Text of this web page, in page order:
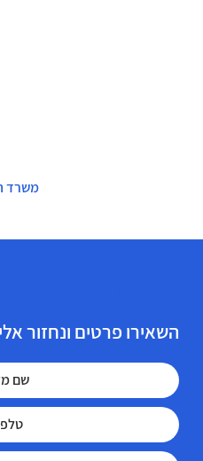
משרד
השאירו פרטים ונחזור